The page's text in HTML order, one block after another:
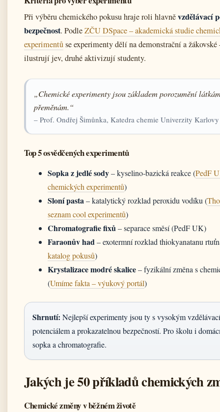
Při výběru chemického pokusu hraje roli hlavněvzdělávací
bezpečnost. PodleZČU DSpace – akademická studie
experimentůse experimenty dělí na demonstrační a
ilustrují jev, druhé aktivizují studenty.
„Chemické experimenty jsou základem porozumění
přeměnám.“
– Prof. Ondřej Šimůnka, Katedra chemie Univerzity Karlovy
Top 5 osvědčených experimentů
Sopka z jedlé sody– kyselino‑bazická reakce (PedF
chemických experimentů)
Sloní pasta– katalytický rozklad peroxidu vodíku (
seznam cool experimentů)
Chromatografie fixů– separace směsí (PedF UK)
Faraonův had– exotermní rozklad thiokyanatanu
katalog pokusů)
Krystalizace modré skalice– fyzikální změna s
(Umíme fakta – výukový portál)
Shrnutí: Nejlepší experimenty jsou ty s vysokým
potenciálem a prokazatelnou bezpečností. Pro školu i
sopka a chromatografie.
Jakých je 50 příkladů chemických
Chemické změny v běžném životě